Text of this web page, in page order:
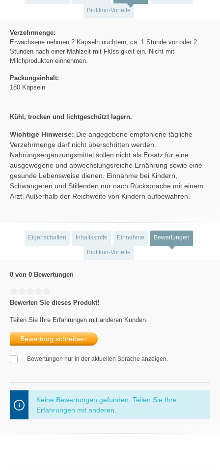
Biotikon-Vorteile
Verzehrmenge:
Erwachsene nehmen 2 Kapseln nüchtern, ca. 1 Stunde vor oder 2
Stunden nach einer Mahlzeit mit Flüssigkeit ein. Nicht mit
Milchprodukten einnehmen.
Packungsinhalt:
180 Kapseln
Kühl, trocken und lichtgeschützt lagern.
Wichtige Hinweise: Die angegebene empfohlene tägliche
Verzehrmenge darf nicht überschritten werden.
Nahrungsergänzungsmittel sollen nicht als Ersatz für eine
ausgewogene und abwechslungsreiche Ernährung sowie eine
gesunde Lebensweise dienen. Einnahme bei Kindern,
Schwangeren und Stillenden nur nach Rücksprache mit einem
Arzt. Außerhalb der Reichweite von Kindern aufbewahren.
Eigenschaften Inhaltsstoffe Einnahme Bewertungen
Biotikon-Vorteile
0 von 0 Bewertungen
Bewerten Sie dieses Produkt!
Teilen Sie Ihre Erfahrungen mit anderen Kunden.
Bewertung schreiben
Bewertungen nur in der aktuellen Sprache anzeigen.
Keine Bewertungen gefunden. Teilen Sie Ihre
Erfahrungen mit anderen.